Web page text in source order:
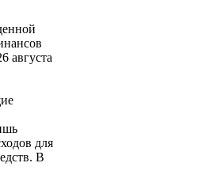
августа
для
В